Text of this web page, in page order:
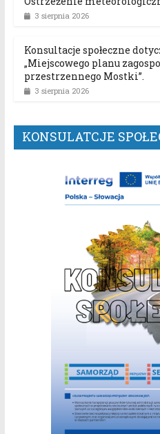
3 sierpnia 2026
Konsultacje społeczne
„Miejscowego planu
przestrzennego Mostki”.
3 sierpnia 2026
KONSULATCJE